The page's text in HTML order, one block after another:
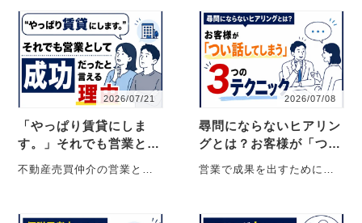
す。 「100％条件を・・・
問、本当に聞いてい・・・
2026/07/21
「やっぱり賃貸にしま
す。」それでも営業とし
て成功だったと言える理
由【不動産売買仲介営
不動産売買仲介の営業とい
がゴールだと思ってしまい
2026/07/08
尋問にならないヒアリン
グとは？お客様が「つい
話してしまう」3つのテ
クニック【不動産売買仲
営業で成果を出すために
人営業マンは、ヒア